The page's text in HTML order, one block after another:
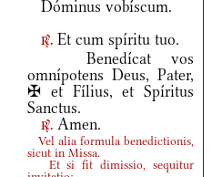
Dóminus vobíscum.
r. Et cum spíritu tuo.
Benedícat vos
omnípotens Deus, Pater,
✠ et Fílius, et Spíritus
Sanctus.
r. Amen.
Vel alia formula benedictionis,
sicut in Missa.
Et si fit dimissio, sequitur